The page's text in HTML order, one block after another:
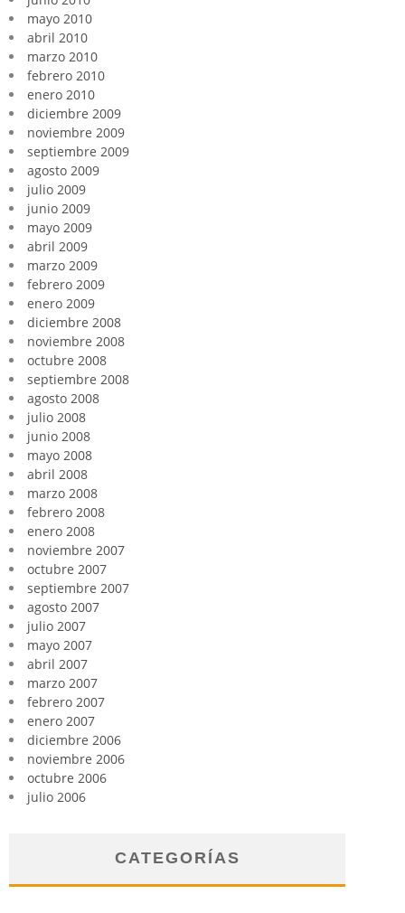
mayo 2010
abril 2010
marzo 2010
febrero 2010
enero 2010
diciembre 2009
noviembre 2009
septiembre 2009
agosto 2009
julio 2009
junio 2009
mayo 2009
abril 2009
marzo 2009
febrero 2009
enero 2009
diciembre 2008
noviembre 2008
octubre 2008
septiembre 2008
agosto 2008
julio 2008
junio 2008
mayo 2008
abril 2008
marzo 2008
febrero 2008
enero 2008
noviembre 2007
octubre 2007
septiembre 2007
agosto 2007
julio 2007
mayo 2007
abril 2007
marzo 2007
febrero 2007
enero 2007
diciembre 2006
noviembre 2006
octubre 2006
julio 2006
CATEGORÍAS